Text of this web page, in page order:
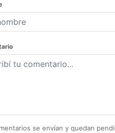
se envían y quedan